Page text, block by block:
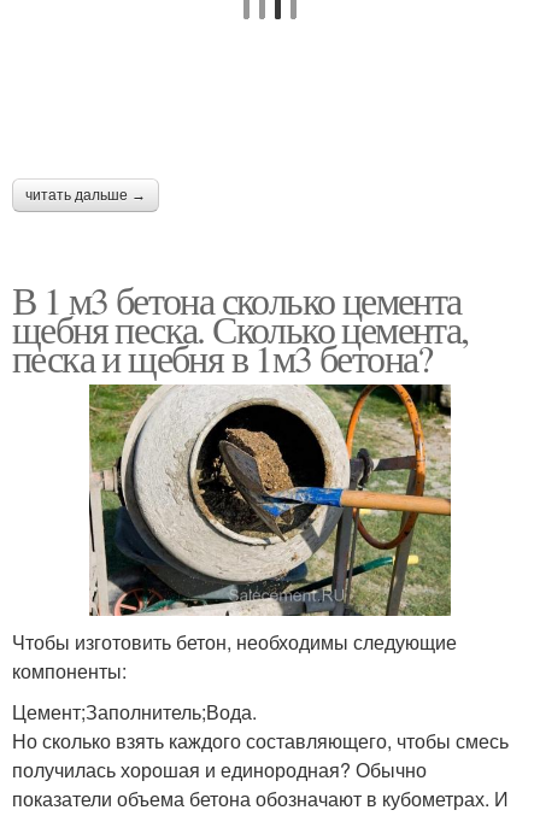
читать дальше →
В 1 м3 бетона сколько цемента
щебня песка. Сколько цемента,
песка и щебня в 1м3 бетона?
Чтобы изготовить бетон, необходимы следующие
компоненты:
Цемент;Заполнитель;Вода.
Но сколько взять каждого составляющего, чтобы смесь
получилась хорошая и единородная? Обычно
показатели объема бетона обозначают в кубометрах. И